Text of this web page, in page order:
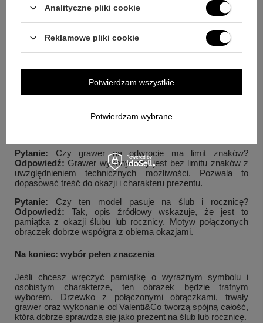
Pytanie:Jak wykonywany jest grawer? Odpowiedź: Tekst
umieszczany jest w trwałej technice grawerowania laserem.
zachowuje precyzyjne wykonanie.
Pytanie:Jak można wyeksponować obrazek po wręczeniu?
wybranego miejsca.
Pytanie:Czy warstwa srebra jest zabezpieczona?
Tak, warstwa srebra pr. 925 została
zabezpieczona specjalnym lakierem ochronnym. Dzięki
Pytanie: Czy grawer na odwrocie ma limit znaków?
Odpowiedź: Grawer wykonywany jest bez limitu znaków z
uwzględnieniem technicznych możliwości. Pozwala to
dopasować treść do okazji i charakteru prezentu.
Pytanie: Czy ten model pasuje na ślub i rocznicę?
Odpowiedź: Tak, opis źródłowy wskazuje, że jest to
pamiątka z okazji ślubu lub rocznicy. Motyw połączonych
obrączek dobrze współgra z obiema okazjami.
Na koniec: wybór pełen znaczenia
Jeśli chcesz wręczyć pamiątkę o wyraźnym symbolu i
osobistym charakterze, ten obrazek będzie trafnym
wyborem. Drzewko z połączonymi obrączkami, trwały
grawer oraz wykonanie od Valenti&Co tworzą spójną całość,
która dobrze sprawdza się jako prezent na ślub lub rocznicę.
Analityczne pliki cookie
Reklamowe pliki cookie
Potwierdzam wybrane
Potwierdzam wszystkie